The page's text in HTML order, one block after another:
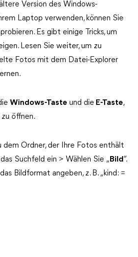
Version des Windows-
Laptop verwenden, können Sie
Es gibt einige Tricks, um
Lesen Sie weiter, um zu
Fotos mit dem Datei-Explorer
Windows-Taste und die E-Taste,
öffnen.
dem Ordner, der Ihre Fotos enthält
das Suchfeld ein > Wählen Sie „ Bild“.
Bildformat angeben, z. B. „kind: =